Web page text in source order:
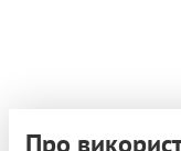
Про